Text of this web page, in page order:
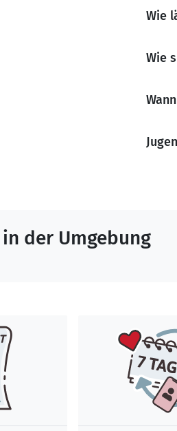
Wie
Wie
der Umgebung